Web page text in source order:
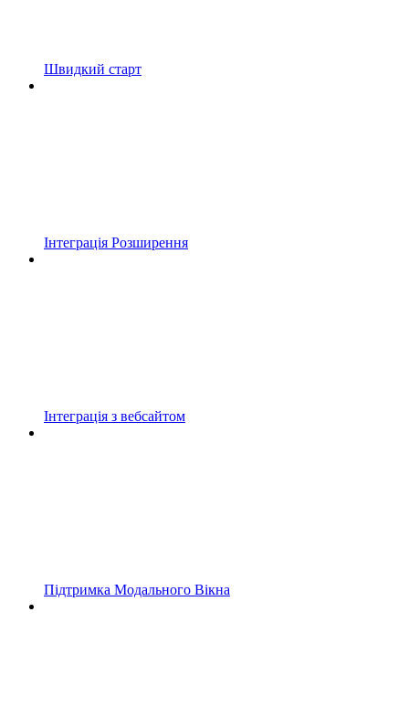
Швидкий старт
Інтеграція Розширення
Інтеграція з вебсайтом
Підтримка Модального Вікна